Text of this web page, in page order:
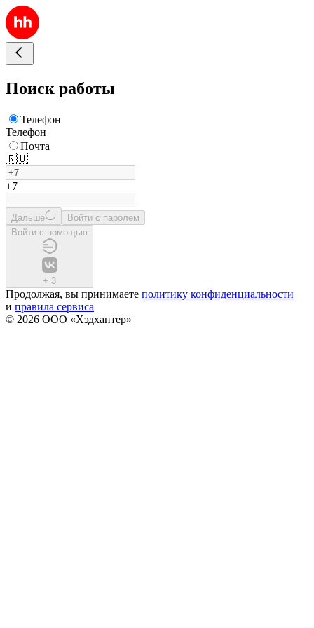
Поиск работы
Телефон
Телефон
Почта
🇷🇺
+7
Дальше
Войти с паролем
Войти с помощью
+ 3
Продолжая, вы принимаете политику конфиденциальности
и правила сервиса
© 2026 ООО «Хэдхантер»